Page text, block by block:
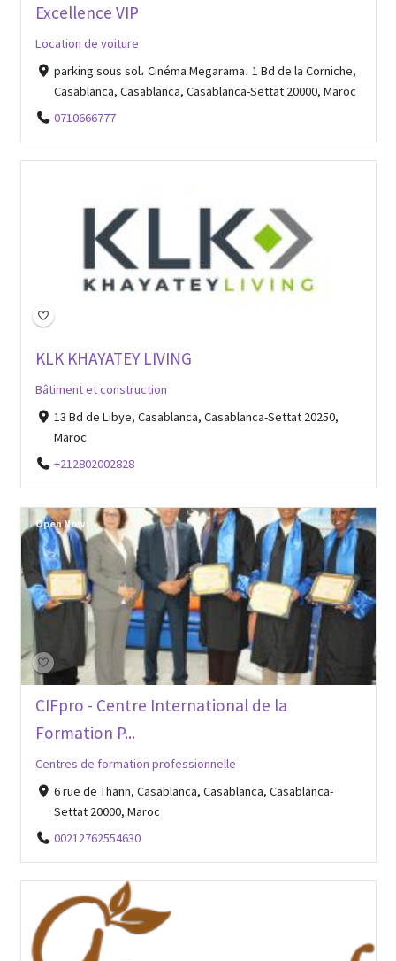
Excellence VIP
Location de voiture
parking sous sol، Cinéma Megarama، 1 Bd de la Corniche,
Casablanca, Casablanca, Casablanca-Settat 20000, Maroc
0710666777
KLK KHAYATEY LIVING
Bâtiment et construction
13 Bd de Libye, Casablanca, Casablanca-Settat 20250,
Maroc
+212802002828
CIFpro - Centre International de la
Formation P...
Centres de formation professionnelle
6 rue de Thann, Casablanca, Casablanca, Casablanca-
Settat 20000, Maroc
00212762554630
Open Now